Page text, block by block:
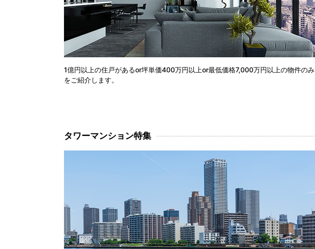
1億円以上の住戸があるor坪単価400万円以上or最低価格7,000万円以上の物件のみ
をご紹介します。
タワーマンション特集